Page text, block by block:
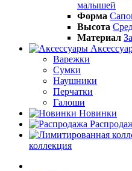
малышей
Форма
Высота
Материал
Варежки
Сумки
Наушники
Перчатки
Галоши
Новинки
коллекция